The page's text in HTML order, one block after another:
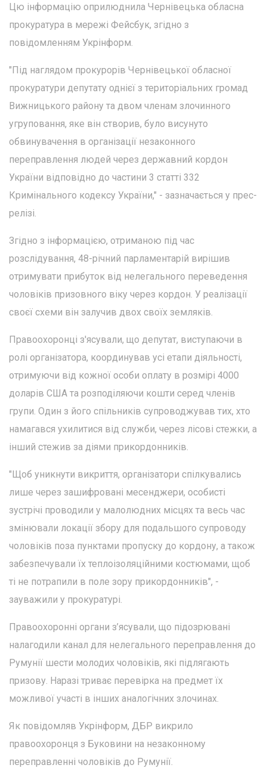
Цю інформацію оприлюднила Чернівецька обласна
прокуратура в мережі Фейсбук, згідно з
повідомленням Укрінформ.
"Під наглядом прокурорів Чернівецької обласної
прокуратури депутату однієї з територіальних громад
Вижницького району та двом членам злочинного
угруповання, яке він створив, було висунуто
обвинувачення в організації незаконного
переправлення людей через державний кордон
України відповідно до частини 3 статті 332
Кримінального кодексу України," - зазначається у прес-
релізі.
Згідно з інформацією, отриманою під час
розслідування, 48-річний парламентарій вирішив
отримувати прибуток від нелегального переведення
чоловіків призовного віку через кордон. У реалізації
своєї схеми він залучив двох своїх земляків.
Правоохоронці з'ясували, що депутат, виступаючи в
ролі організатора, координував усі етапи діяльності,
отримуючи від кожної особи оплату в розмірі 4000
доларів США та розподіляючи кошти серед членів
групи. Один з його спільників супроводжував тих, хто
намагався ухилитися від служби, через лісові стежки, а
інший стежив за діями прикордонників.
"Щоб уникнути викриття, організатори спілкувались
лише через зашифровані месенджери, особисті
зустрічі проводили у малолюдних місцях та весь час
змінювали локації збору для подальшого супроводу
чоловіків поза пунктами пропуску до кордону, а також
забезпечували їх теплоізоляційними костюмами, щоб
ті не потрапили в поле зору прикордонників", -
зауважили у прокуратурі.
Правоохоронні органи з’ясували, що підозрювані
налагодили канал для нелегального переправлення до
Румунії шести молодих чоловіків, які підлягають
призову. Наразі триває перевірка на предмет їх
можливої участі в інших аналогічних злочинах.
Як повідомляв Укрінформ, ДБР викрило
правоохоронця з Буковини на незаконному
переправленні чоловіків до Румунії.